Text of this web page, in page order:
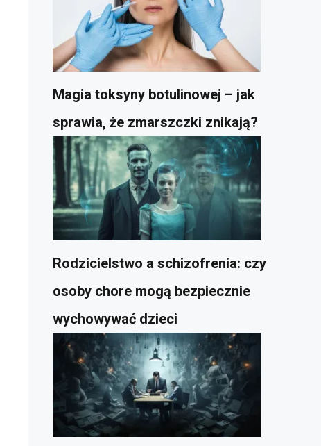
Magia toksyny botulinowej – jak
sprawia, że zmarszczki znikają?
Rodzicielstwo a schizofrenia: czy
osoby chore mogą bezpiecznie
wychowywać dzieci